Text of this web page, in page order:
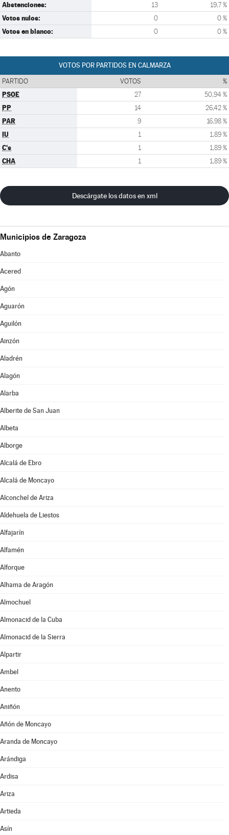
Abstenciones: 13 19,7 %
Votos nulos: 0 0 %
Votos en blanco: 0 0 %
VOTOS POR PARTIDOS EN CALMARZA
PARTIDO VOTOS %
PSOE 27 50,94 %
PP 14 26,42 %
PAR 9 16,98 %
IU 1 1,89 %
C's 1 1,89 %
CHA 1 1,89 %
Descárgate los datos en xml
Municipios de Zaragoza
Abanto
Acered
Agón
Aguarón
Aguilón
Ainzón
Aladrén
Alagón
Alarba
Alberite de San Juan
Albeta
Alborge
Alcalá de Ebro
Alcalá de Moncayo
Alconchel de Ariza
Aldehuela de Liestos
Alfajarín
Alfamén
Alforque
Alhama de Aragón
Almochuel
Almonacid de la Cuba
Almonacid de la Sierra
Alpartir
Ambel
Anento
Aniñón
Añón de Moncayo
Aranda de Moncayo
Arándiga
Ardisa
Ariza
Artieda
Asín